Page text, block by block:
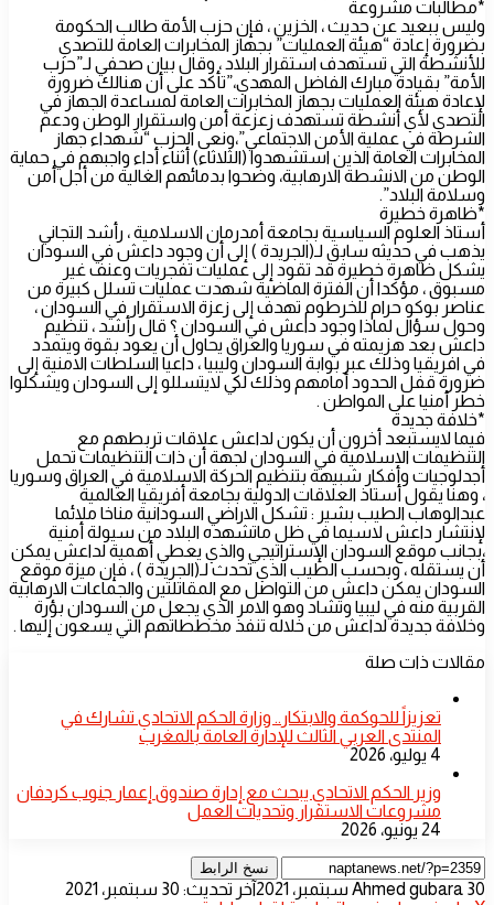
*مطالبات مشروعة
وليس ببعيد عن حديث ، الخزين ، فإن حزب الأمة طالب الحكومة
بضرورة إعادة “هيئة العمليات” بجهاز المخابرات العامة للتصدي
للأنشطة التي تستهدف استقرار البلاد ، وقال بيان صحفي لـ”حزب
الأمة” بقيادة مبارك الفاضل المهدي،”تأكد على أن هنالك ضرورة
لإعادة هيئة العمليات بجهاز المخابرات العامة لمساعدة الجهاز في
التصدي لأي أنشطة تستهدف زعزعة أمن واستقرار الوطن ودعم
الشرطة في عملية الأمن الاجتماعي”،ونعى الحزب “شهداء جهاز
المخابرات العامة الذين استشهدوا (الثلاثاء) أثناء أداء واجبهم في حماية
الوطن من الانشطة الارهابية، وضحوا بدمائهم الغالية من أجل أمن
وسلامة البلاد”.
*ظاهرة خطيرة
أستاذ العلوم السياسية بجامعة أمدرمان الاسلامية ، رأشد التجاني
يذهب في حديثه سابق لـ(الجريدة ) إلى أن وجود داعش في السودان
يشكل ظاهرة خطيرة قد تقود إلى عمليات تفجريات وعنف غير
مسبوق ، مؤكدا أن الفترة الماضية شهدت عمليات تسلل كبيرة من
عناصر بوكو حرام للخرطوم تهدف إلى زعزة الاستقرار في السودان ،
وحول سؤال لماذا وجود داعش في السودان ؟ قال رأشد ، تنظيم
داعش بعد هزيمته في سوريا والعراق يحاول أن يعود بقوة ويتمدد
في افريقيا وذلك عبر بوابة السودان وليبيا ، داعيا السلطات الامنية إلى
ضرورة قفل الحدود أمامهم وذلك لكي لايتسللو إلى السودان ويشكلوا
خطر أمنيا على المواطن .
*خلافة جديدة
فيما لايستبعد أخرون أن يكون لداعش علاقات تربطهم مع
التنظيمات الاسلامية في السودان لجهة أن ذات التنظيمات تحمل
أجدلوجيات وأفكار شبيهة بتنظيم الحركة الاسلامية في العراق وسوريا
، وهنا يقول أستاذ العلاقات الدولية بجامعة أفريقيا العالمية
عبدالوهاب الطيب بشير : تشكل الاراضي السودانية مناخا ملائما
لإنتشار داعش لاسيما في ظل ماتشهده البلاد من سيولة أمنية
،بجانب موقع السودان الإستراتيجي والذي يعطي أهمية لداعش يمكن
أن يستقله ، وبحسب الطيب الذي تحدث لـ(الجريدة ) ، فإن ميزة موقع
السودان يمكن داعش من التواصل مع المقاتلتين والجماعات الارهابية
القربية منه في ليبيا وتشاد وهو الامر الذي يجعل من السودان بؤرة
وخلافة جديدة لداعش من خلاله تنفذ مخططاتهم التي يسعون إليها .
مقالات ذات صلة
تعزيزاً للحوكمة والابتكار.. وزارة الحكم الاتحادي تشارك في
المنتدى العربي الثالث للإدارة العامة بالمغرب
4 يوليو، 2026
وزير الحكم الاتحادي يبحث مع إدارة صندوق إعمار جنوب كردفان
مشروعات الاستقرار وتحديات العمل
24 يونيو، 2026
نسخ الرابط
Ahmed gubara
أرسل 30 سبتمبر، 2021
آخر تحديث: 30 سبتمبر، 2021